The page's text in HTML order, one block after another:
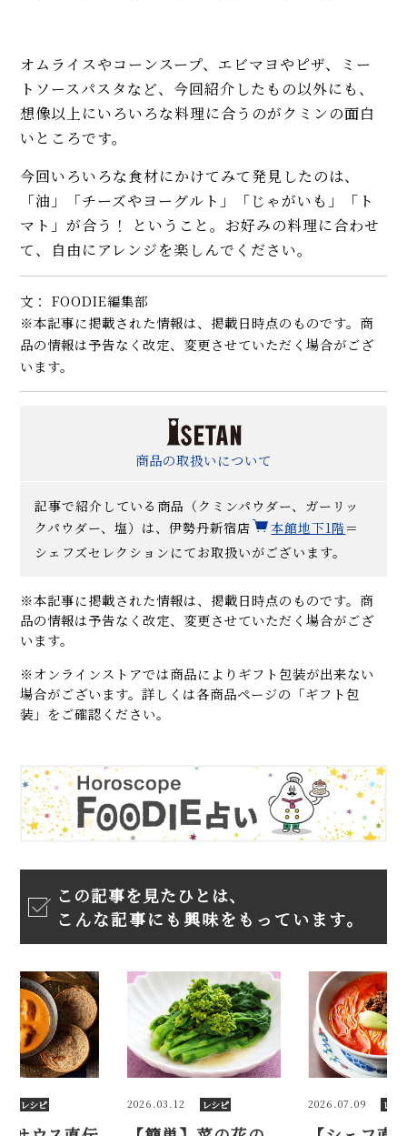
オムライスやコーンスープ、エビマヨやピザ、ミー
トソースパスタなど、今回紹介したもの以外にも、
想像以上にいろいろな料理に合うのがクミンの面白
いところです。
今回いろいろな食材にかけてみて発見したのは、
「油」「チーズやヨーグルト」「じゃがいも」「ト
マト」が合う！ ということ。お好みの料理に合わせ
て、自由にアレンジを楽しんでください。
文： FOODIE編集部
※本記事に掲載された情報は、掲載日時点のものです。商
品の情報は予告なく改定、変更させていただく場合がござ
います。
商品の取扱いについて
記事で紹介している商品（クミンパウダー、ガーリッ
クパウダー、塩）は、伊勢丹新宿店
本館地下1階 ＝
シェフズセレクションにてお取扱いがございます。
※本記事に掲載された情報は、掲載日時点のものです。商
品の情報は予告なく改定、変更させていただく場合がござ
います。
※オンラインストアでは商品によりギフト包装が出来ない
場合がございます。詳しくは各商品ページの「ギフト包
装」をご確認ください。
この記事を見たひとは、
こんな記事にも興味をもっています。
レシピ 2026.03.12 レシピ 2026.07.09 レシ